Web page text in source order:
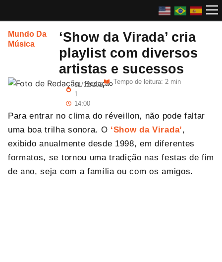
Mundo Da
Música
‘Show da Virada’ cria
playlist com diversos
artistas e sucessos
Redação
31/12/202
1
14:00
Tempo de leitura: 2 min
Para entrar no clima do réveillon, não pode faltar
uma boa trilha sonora. O ‘Show da Virada’,
exibido anualmente desde 1998, em diferentes
formatos, se tornou uma tradição nas festas de fim
de ano, seja com a família ou com os amigos.